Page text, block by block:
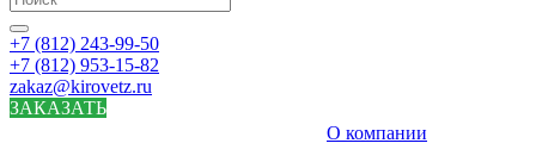
+7 (812) 243-99-50
+7 (812) 953-15-82
zakaz@kirovetz.ru
ЗАКАЗАТЬ
О компании